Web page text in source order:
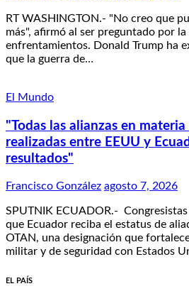
RT WASHINGTON.- "No creo que
más", afirmó al ser preguntado por
enfrentamientos. Donald Trump ha
que la guerra de…
El Mundo
"Todas las alianzas en materia
realizadas entre EEUU y
resultados"
Francisco González agosto 7, 2026
SPUTNIK ECUADOR.-
que Ecuador reciba el estatus de
OTAN, una designación que
militar y de seguridad con Estados
EL PAÍS